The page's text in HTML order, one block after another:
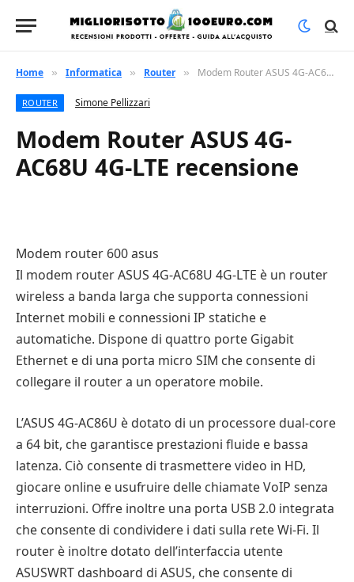
Home » Informatica » Router » Modem Router ASUS 4G-AC68U 4G-LTE recensione
ROUTER Simone Pellizzari
Modem Router ASUS 4G-
AC68U 4G-LTE recensione
Modem router 600 asus
Il modem router ASUS 4G-AC68U 4G-LTE è un router
wireless a banda larga che supporta connessioni
Internet mobili e connessioni IP statiche e
automatiche. Dispone di quattro porte Gigabit
Ethernet e di una porta micro SIM che consente di
collegare il router a un operatore mobile.
L’ASUS 4G-AC86U è dotato di un processore dual-core
a 64 bit, che garantisce prestazioni fluide e bassa
latenza. Ciò consente di trasmettere video in HD,
giocare online e usufruire delle chiamate VoIP senza
interruzioni. Offre inoltre una porta USB 2.0 integrata
che consente di condividere i dati sulla rete Wi-Fi. Il
router è inoltre dotato dell’interfaccia utente
ASUSWRT dashboard di ASUS, che consente di